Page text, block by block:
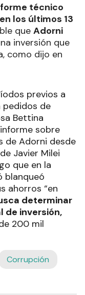
técnico
los últimos 13
que Adorni
inversión que
como dijo en
previos a
pedidos de
Bettina
sobre
de Adorni desde
Javier Milei
que en la
blanqueó
ahorros “en
determinar
de inversión,
200 mil
Corrupción